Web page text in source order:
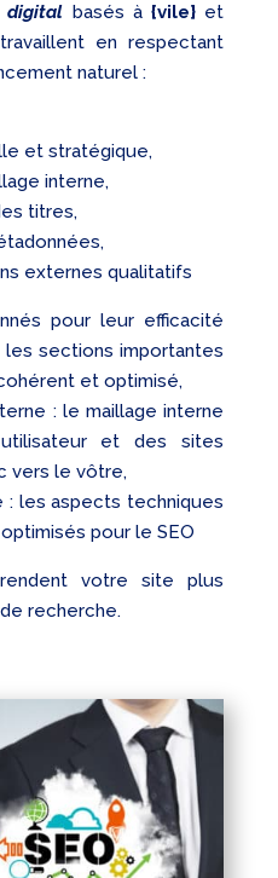
digital basés à{vile} et
en respectant
naturel :
et stratégique,
interne,
titres,
externes qualitatifs
pour leur efficacité
les sections importantes
et optimisé,
: le maillage interne
utilisateur et des sites
vers le vôtre,
: les aspects techniques
pour le SEO
votre site plus
recherche.